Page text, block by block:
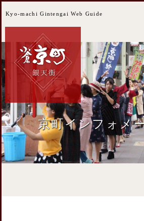
Kyo-machi Gintengai Web Guide
京町インフォメ